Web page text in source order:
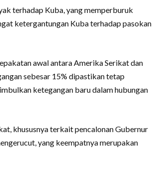
terhadap Kuba, yang memperburuk
ketergantungan Kuba terhadap pasokan
awal antara Amerika Serikat dan
sebesar 15% dipastikan tetap
ketegangan baru dalam hubungan
khususnya terkait pencalonan Gubernur
yang keempatnya merupakan